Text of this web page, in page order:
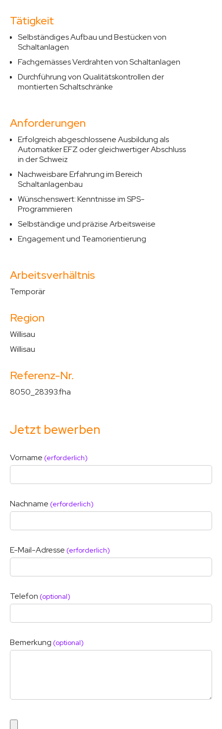
Tätigkeit
Selbständiges Aufbau und Bestücken von
Schaltanlagen
Fachgemässes Verdrahten von Schaltanlagen
Durchführung von Qualitätskontrollen der
montierten Schaltschränke
Anforderungen
Erfolgreich abgeschlossene Ausbildung als
Automatiker EFZ oder gleichwertiger Abschluss
in der Schweiz
Nachweisbare Erfahrung im Bereich
Schaltanlagenbau
Wünschenswert: Kenntnisse im SPS-
Programmieren
Selbständige und präzise Arbeitsweise
Engagement und Teamorientierung
Arbeitsverhältnis
Temporär
Region
Willisau
Willisau
Referenz-Nr.
8050_28393.fha
Jetzt bewerben
Vorname (erforderlich)
Nachname (erforderlich)
E-Mail-Adresse (erforderlich)
Telefon (optional)
Bemerkung (optional)